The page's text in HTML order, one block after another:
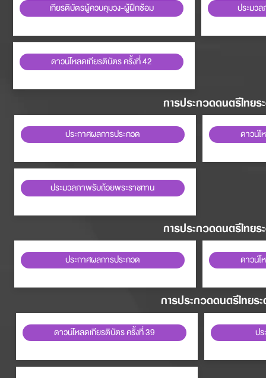
เกียรติบัตรผู้ควบคุมวง-ผู้ฝึกซ้อม ประมว
ดาวน์โหลดเกียรติบัตร ครั้งที่ 42
การประกวดดนตรีไทย
ประกาศผลการประกวด ดาวน์โ
ประมวลภาพรับถ้วยพระราชทาน
การประกวดดนตรีไทย
ประกาศผลการประกวด ดาวน์โ
การประกวดดนตรีไทย
ดาวน์โหลดเกียรติบัตร ครั้งที่ 39 ป